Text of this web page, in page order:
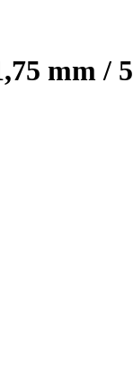
mm /